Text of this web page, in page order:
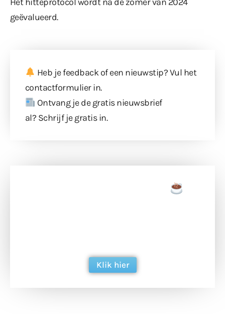
geëvalueerd.
Heb je feedback of een nieuwstip? Vul het
contactformulierin.
Ontvang je de gratis nieuwsbrief
al? Schrijf je gratis in.
Klik hier